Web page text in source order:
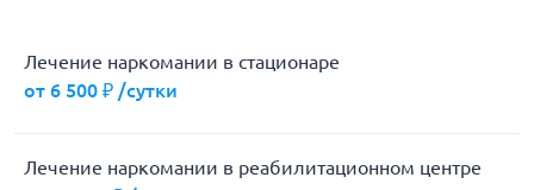
Лечение наркомании в стационаре
от 6 500 ₽ /сутки
Лечение наркомании в реабилитационном центре